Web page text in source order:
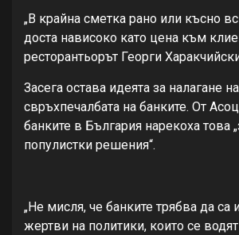
„В крайна сметка рано или късно
доста нависоко като цена към
ресторантьорът Георги
Засега остава идеята за налагане
свръхпечалбата на банките. Oт
банките в България нарекоха това
популистки решения“.
„Не мисля, че банките трябва да са
жертви на политики, които се